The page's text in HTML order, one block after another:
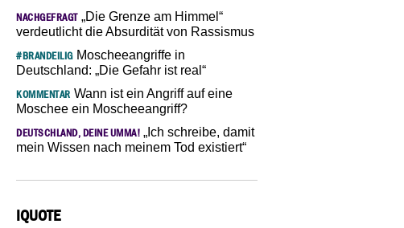
NACHGEFRAGT„Die Grenze am Himmel“
verdeutlicht die Absurdität von Rassismus
#BRANDEILIGMoscheeangriffe in
Deutschland: „Die Gefahr ist real“
KOMMENTAR Wann ist ein Angriff auf eine
Moschee ein Moscheeangriff?
DEUTSCHLAND, DEINE UMMA! „Ich schreibe, damit
mein Wissen nach meinem Tod existiert“
IQUOTE